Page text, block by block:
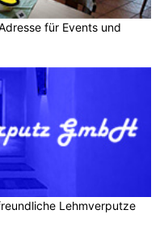
für Events und
Lehmverputze